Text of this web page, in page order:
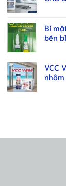
Bí
bền
VCC
nhôm